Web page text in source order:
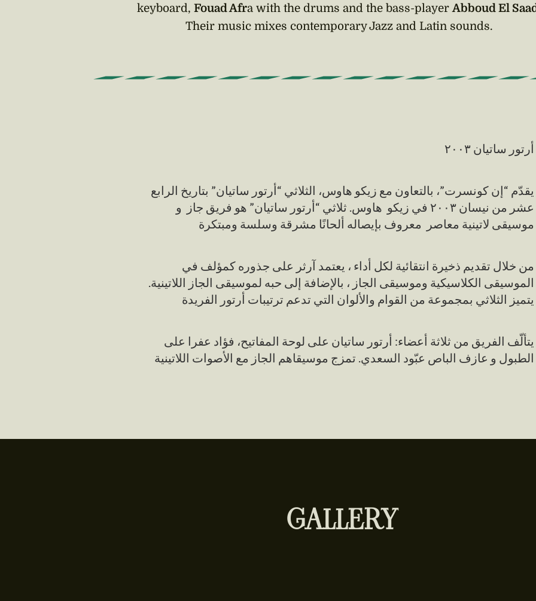
keyboard, Fouad Afra with the drums and the bass-playerAbboud El
Their music mixes contemporary Jazz and Latin sounds.
أرتور ساتيان ٢٠٠٣
يقدّم “إن كونسرت”، بالتعاون مع زيكو هاوس، الثلاثي “أرتور ساتيان” بتاريخ الرابع
عشر من نيسان ٢٠٠٣ في زيكو هاوس. ثلاثي “أرتور ساتيان” هو فريق جاز و
موسيقى لاتينية معاصر معروف بإيصاله ألحانًا مشرقة وسلسة ومبتكرة
من خلال تقديم ذخيرة انتقائية لكل أداء ، يعتمد آرثر على جذوره كمؤلف في
الموسيقى الكلاسيكية وموسيقى الجاز ، بالإضافة إلى حبه لموسيقى الجاز اللاتينية.
يتميز الثلاثي بمجموعة من القوام والألوان التي تدعم ترتيبات أرتور الفريدة
يتألّف الفريق من ثلاثة أعضاء: أرتور ساتيان على لوحة المفاتيح، فؤاد عفرا على
الطبول و عازف الباص عبّود السعدي. تمزج موسيقاهم الجاز مع الأصوات اللاتينية
GALLERY